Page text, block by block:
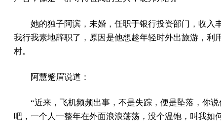
她的独子阿滨，未婚，任职于银行投资部门，收入
我行我素地辞职了，原因是他想趁年轻时外出旅游，利
村。
阿慧蹙眉说道：
“近来，飞机频频出事，不是失踪，便是坠落，你
吧，一个人一整年在外面浪浪荡荡，没个温饱，叫我如